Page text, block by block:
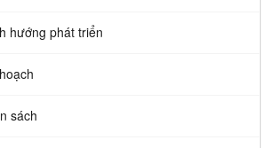
hướng phát triển
sách